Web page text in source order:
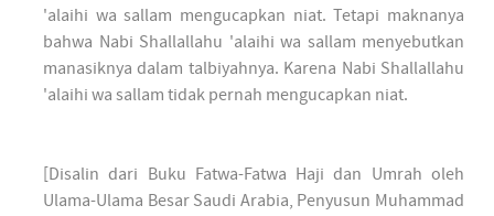
'alaihi wa sallam mengucapkan niat. Tetapi maknanya
bahwa Nabi Shallallahu 'alaihi wa sallam menyebutkan
manasiknya dalam talbiyahnya. Karena Nabi Shallallahu
'alaihi wa sallam tidak pernah mengucapkan niat.
[Disalin dari Buku Fatwa-Fatwa Haji dan Umrah oleh
Ulama-Ulama Besar Saudi Arabia, Penyusun Muhammad